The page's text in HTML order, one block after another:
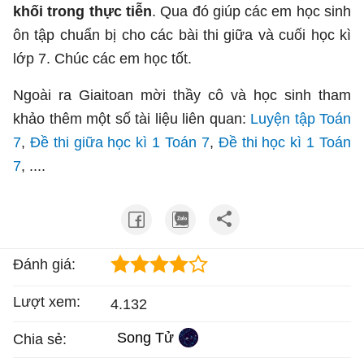
khối trong thực tiễn. Qua đó giúp các em học sinh
ôn tập chuẩn bị cho các bài thi giữa và cuối học kì
lớp 7. Chúc các em học tốt.
Ngoài ra Giaitoan mời thầy cô và học sinh tham
khảo thêm một số tài liệu liên quan: Luyện tập Toán
7, Đề thi giữa học kì 1 Toán 7, Đề thi học kì 1 Toán
7, ....
Đánh giá:
Lượt xem: 4.132
Chia sẻ: Song Tử